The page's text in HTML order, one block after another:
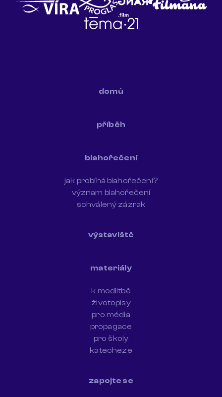
domů
příběh
blahořečení
jak probíhá blahořečení?
význam blahořečení
schválený zázrak
výstaviště
materiály
k modlitbě
životopisy
pro média
propagace
pro školy
katecheze
zapojte se